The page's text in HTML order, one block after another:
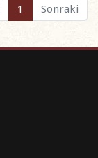
1 Sonraki